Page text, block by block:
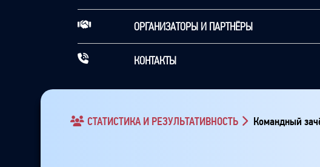
ОРГАНИЗАТОРЫ И ПАРТНЁРЫ
КОНТАКТЫ
СТАТИСТИКА И РЕЗУЛЬТАТИВНОСТЬ Командный